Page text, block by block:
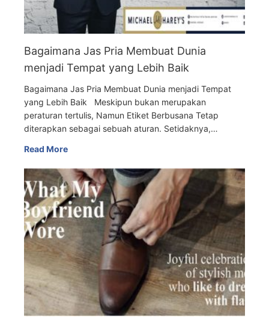
Bagaimana Jas Pria Membuat Dunia
menjadi Tempat yang Lebih Baik
Bagaimana Jas Pria Membuat Dunia menjadi Tempat
yang Lebih Baik Meskipun bukan merupakan
peraturan tertulis, Namun Etiket Berbusana Tetap
diterapkan sebagai sebuah aturan. Setidaknya,…
Read More